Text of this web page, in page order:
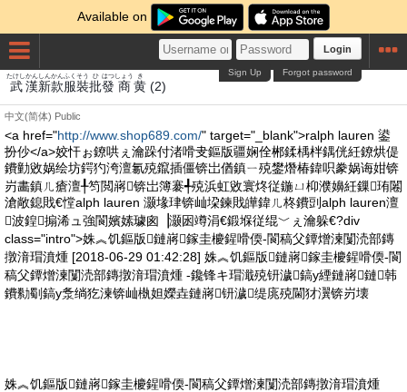
Available on
Login
Forgot password
Sign Up
武
たけし
漢
かん
新
しん
款
かん
服裝
ふくそう
批
ひ
發
はつ
商
しょう
黄
き
(2)
中文(简体) Public
<a href="http://www.shop689.com/" target="_blank">ralph lauren 鍙
扮仯</a>姣忓ぉ鐐哄ぇ瀹跺付渚嗗叏鏂版疆娴佺郴鍒楀柈鍝侊紝鐐烘偍
鐨勭敓娲绘坊鍔犳洿澶氱殑鑹插僵锛岀偤鎮ㄧ殑鐢熸椿鍏呮豢娲诲姏锛
岃畵鎮ㄦ瘡澶╀笉閲嶈锛岀簿褰╃殑浜虹敓寰炵従鍦ㄩ枊濮嬶紝鏁珛闂
滄敞鎴戝€憆alph lauren 灏堟珒锛屾垜鍊戝皣鍏ㄦ柊鐨剅alph lauren澶
波鍠搧浠ュ強閬嬪嫊璩囪▕灏囦竴涓€鍛堢従绲﹀ぇ瀹躲€?div
class="intro">姝︽饥鏂版鏈嶈鎵圭櫦鍟嗗偄-閬稿父鐔熷湅闅涜部鏄
撴湇瑁濆煄 [2018-06-29 01:42:28] 姝︽饥鏂版鏈嶈鎵圭櫦鍟嗗偄-閬
稿父鐔熷湅闅涜部鏄撴湇瑁濆煄 -鑱锋キ瑁濈殑钘濊鎬у緸鏈嶈鏈韩
鐨勬劅鎬у洜绱犵湅锛屾槸妲嬫垚鏈嶈钘濊缇庣殑閫犲瀷锛岃壊
姝︽饥鏂版鏈嶈鎵圭櫦鍟嗗偄-閬稿父鐔熷湅闅涜部鏄撴湇瑁濆煄